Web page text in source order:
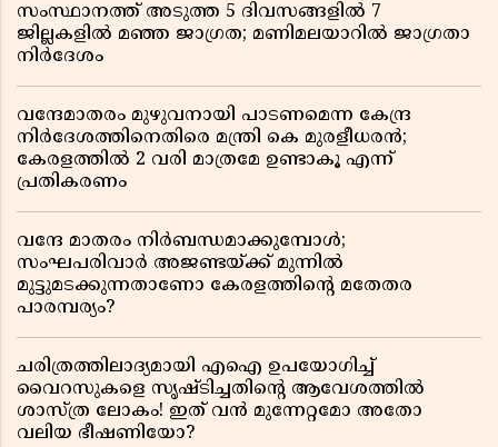
സംസ്ഥാനത്ത് അടുത്ത 5 ദിവസങ്ങളിൽ 7
ജില്ലകളിൽ മഞ്ഞ ജാഗ്രത; മണിമലയാറിൽ ജാഗ്രതാ
നിർദേശം
വന്ദേമാതരം മുഴുവനായി പാടണമെന്ന കേന്ദ്ര
നിർദേശത്തിനെതിരെ മന്ത്രി കെ മുരളീധരൻ;
കേരളത്തിൽ 2 വരി മാത്രമേ ഉണ്ടാകൂ എന്ന്
പ്രതികരണം
വന്ദേ മാതരം നിർബന്ധമാക്കുമ്പോൾ;
സംഘപരിവാർ അജണ്ടയ്ക്ക് മുന്നിൽ
മുട്ടുമടക്കുന്നതാണോ കേരളത്തിന്റെ മതേതര
പാരമ്പര്യം?
ചരിത്രത്തിലാദ്യമായി എഐ ഉപയോഗിച്ച്
വൈറസുകളെ സൃഷ്ടിച്ചതിന്റെ ആവേശത്തിൽ
ശാസ്ത്ര ലോകം! ഇത് വൻ മുന്നേറ്റമോ അതോ
വലിയ ഭീഷണിയോ?